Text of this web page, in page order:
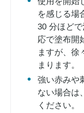
を感じる場
30 分ほど
応で塗布開
ますが、徐
まります。
強い赤みや
ない場合は
ください。